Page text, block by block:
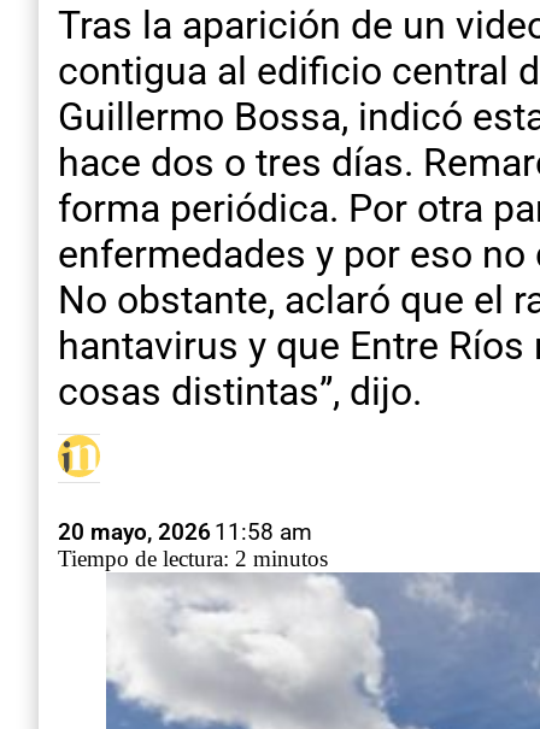
Tras la aparición de un
contigua al edificio central
Guillermo Bossa, indicó
hace dos o tres días.
forma periódica. Por otra
enfermedades y por eso
No obstante, aclaró que el
hantavirus y que Entre
cosas distintas”, dijo.
20 mayo, 202611:58 am
Tiempo de lectura: 2 minutos